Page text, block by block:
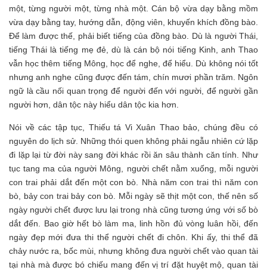
một, từng người một, từng nhà một. Cán bộ vừa dạy bằng mồm
vừa dạy bằng tay, hướng dẫn, động viên, khuyến khích đồng bào.
Để làm được thế, phải biết tiếng của đồng bào. Dù là người Thái,
tiếng Thái là tiếng mẹ đẻ, dù là cán bộ nói tiếng Kinh, anh Thao
vẫn học thêm tiếng Mông, học để nghe, để hiểu. Dù không nói tốt
nhưng anh nghe cũng được đến tám, chín mươi phần trăm. Ngôn
ngữ là cầu nối quan trọng để người đến với người, để người gần
người hơn, dân tộc này hiểu dân tộc kia hơn.
Nói về các tập tục, Thiếu tá Vi Xuân Thao bảo, chúng đều có
nguyên do lịch sử. Những thói quen không phải ngẫu nhiên cứ lặp
đi lặp lại từ đời này sang đời khác rồi ăn sâu thành căn tính. Như
tục tang ma của người Mông, người chết nằm xuống, mỗi người
con trai phải dắt đến một con bò. Nhà năm con trai thì năm con
bò, bảy con trai bảy con bò. Mỗi ngày sẽ thịt một con, thế nên số
ngày người chết được lưu lại trong nhà cũng tương ứng với số bò
dắt đến. Bao giờ hết bò làm ma, linh hồn đủ vòng luân hồi, đến
ngày đẹp mới đưa thi thể người chết đi chôn. Khi ấy, thi thể đã
chảy nước ra, bốc mùi, nhưng không đưa người chết vào quan tài
tại nhà mà được bó chiếu mang đến vị trí đặt huyệt mộ, quan tài